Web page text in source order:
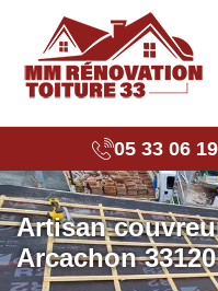
05 33 06
Artisan
Arcachon 33120